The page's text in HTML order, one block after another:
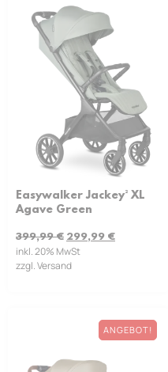
Easywalker Jackey² XL
Agave Green
399,99€ 299,99 €
inkl. 20% MwSt
zzgl. Versand
ANGEBOT!